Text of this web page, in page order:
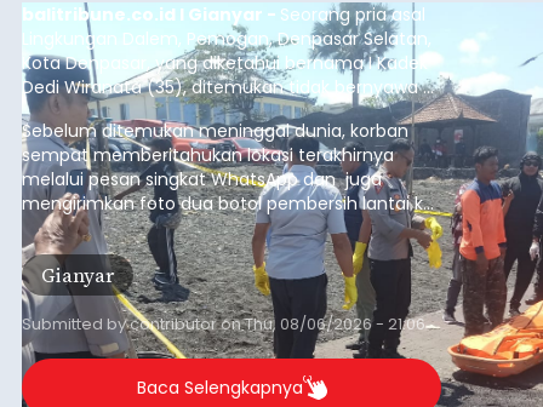
balitribune.co.id I Gianyar - Seorang pria asal
Lingkungan Dalem, Pemogan, Denpasar Selatan,
Kota Denpasar, yang diketahui bernama I Kadek
Dedi Wiranata (35), ditemukan tidak bernyawa di
pesisir Pantai Purnama, Sukawati.
Sebelum ditemukan meninggal dunia, korban
sempat memberitahukan lokasi terakhirnya
melalui pesan singkat WhatsApp dan juga
mengirimkan foto dua botol pembersih lantai ke
istrinya.
Gianyar
Submitted bycontributoronThu, 08/06/2026 - 21:06
Baca Selengkapnya